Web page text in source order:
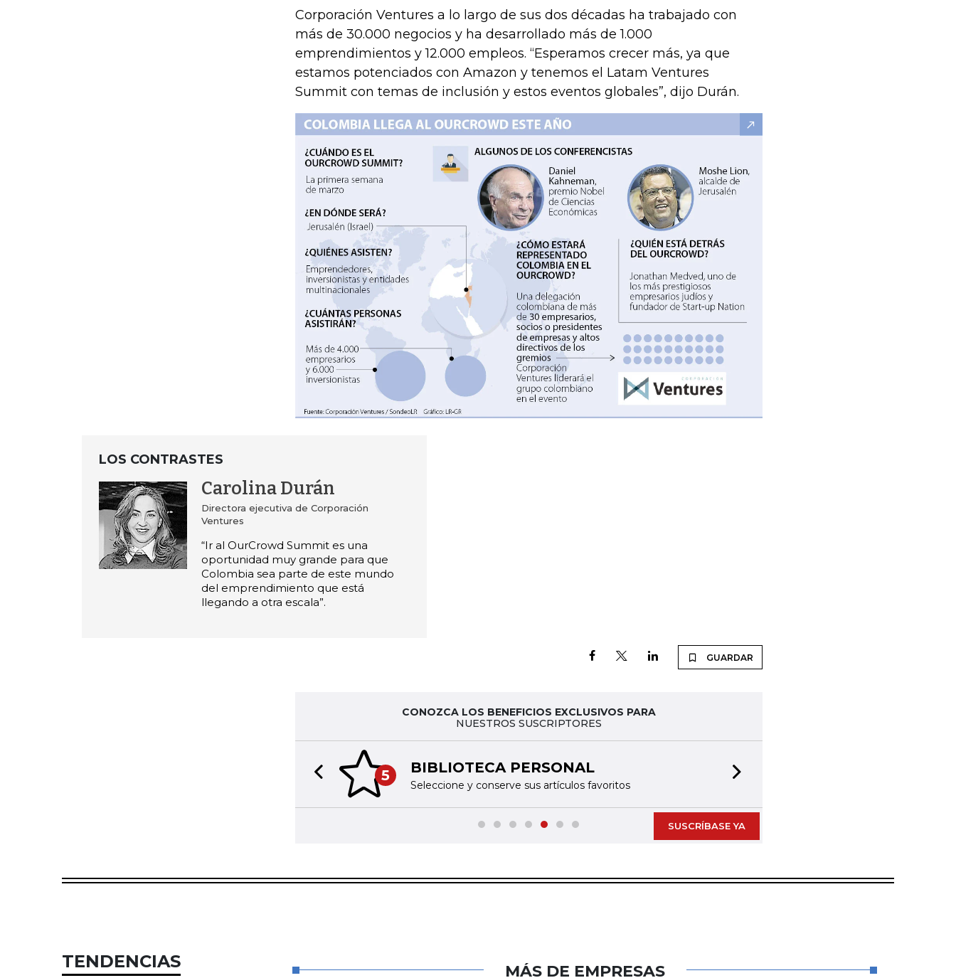
Corporación Ventures a lo largo de sus dos décadas ha trabajado con
más de 30.000 negocios y ha desarrollado más de 1.000
emprendimientos y 12.000 empleos. “Esperamos crecer más, ya que
estamos potenciados con Amazon y tenemos el Latam Ventures
Summit con temas de inclusión y estos eventos globales”, dijo Durán.
LOS CONTRASTES
Carolina Durán
Directora ejecutiva de Corporación
Ventures
“Ir al OurCrowd Summit es una
oportunidad muy grande para que
Colombia sea parte de este mundo
del emprendimiento que está
llegando a otra escala”.
GUARDAR
CONOZCA LOS BENEFICIOS EXCLUSIVOS PARA
NUESTROS SUSCRIPTORES
5 BIBLIOTECA PERSONAL
Seleccione y conserve sus artículos favoritos
Previous slide
SUSCRÍBASE YA
TENDENCIAS MÁS DE EMPRESAS